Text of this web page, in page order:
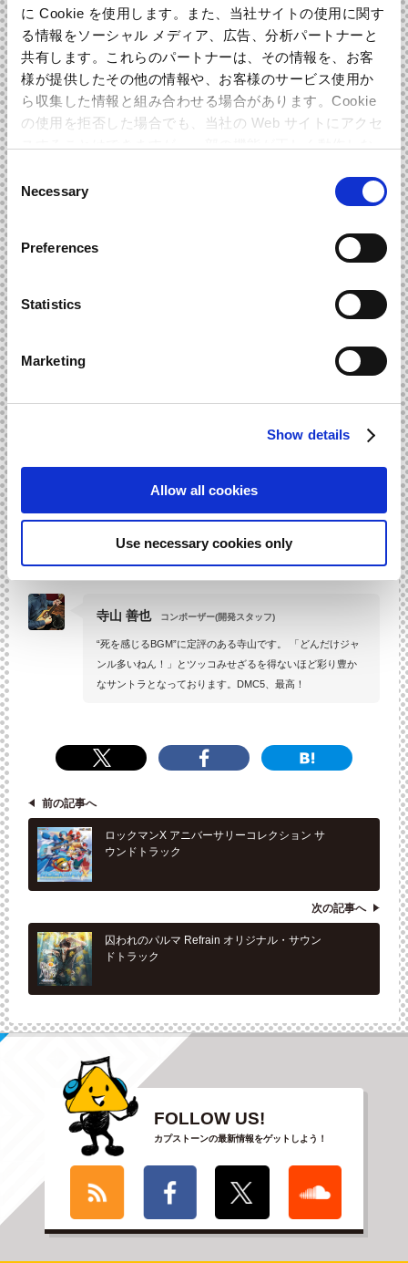
に Cookie を使用します。また、当社サイトの使用に関す
る情報をソーシャル メディア、広告、分析パートナーと
共有します。これらのパートナーは、その情報を、お客
様が提供したその他の情報や、お客様のサービス使用か
ら収集した情報と組み合わせる場合があります。Cookie
の使用を拒否した場合でも、当社の Web サイトにアクセ
Consent
Selection
Necessary
Preferences
Statistics
Marketing
Show details
Allow all cookies
Use necessary cookies only
5』。
今作のオリジナル・サウンドトラックは、なんとCD5枚組全1
36曲という大ボリュームで好評発売中だ！ ミュージックビ
デオの先行配信で大きな話題を呼んだ
ネロ戦闘曲『Devil Trigger』をほか、ダンテ戦闘曲『Subhum
録。もちろん、『デビル メイ クライ 5』メインテーマ曲『Le
マキシケース5枚を、7名の開発スタッフコメントや全136曲
解説、ボーカルトラックの歌詞を収録した28ページのブック
スタイリッシュなBGMを余すところなく堪能してほしい！
REVIEW スタッフからのレビュー
鈴木 幸太 コンポーザー(開発スタッフ)
前作「4」にも参加させていただきましたが、またこのシリ
ーズに携われて嬉しく思います！ 国内外、合計8名のコンポ
ーザーが参加し、聞きごたえ＆読みごたえ たっぷりのサン
寺山 善也 コンポーザー(開発スタッフ)
“死を感じるBGM”に定評のある寺山です。 「どんだけジャ
ンル多いねん！」とツッコみせざるを得ないほど彩り豊か
なサントラとなっております。DMC5、最高！
前の記事へ
ロックマンX アニバーサリーコレクション サ
ウンドトラック
次の記事へ
囚われのパルマ Refrain オリジナル・サウン
ドトラック
FOLLOW US!
カプストーンの最新情報をゲットしよう！